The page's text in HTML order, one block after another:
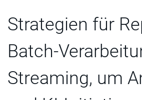
Strategien für
Batch-
Streaming, um